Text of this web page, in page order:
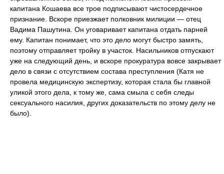
капитана Кошаева все трое подписывают чистосердечное
признание. Вскоре приезжает полковник милиции — отец
Вадима Пашутина. Он уговаривает капитана отдать парней
ему. Капитан понимает, что это дело могут быстро замять,
поэтому отправляет тройку в участок. Насильников отпускают
уже на следующий день, и вскоре прокуратура вовсе закрывает
дело в связи с отсутствием состава преступления (Катя не
провела медицинскую экспертизу, которая стала бы главной
уликой этого дела, к тому же, сама смыла с себя следы
сексуального насилия, других доказательств по этому делу не
было).